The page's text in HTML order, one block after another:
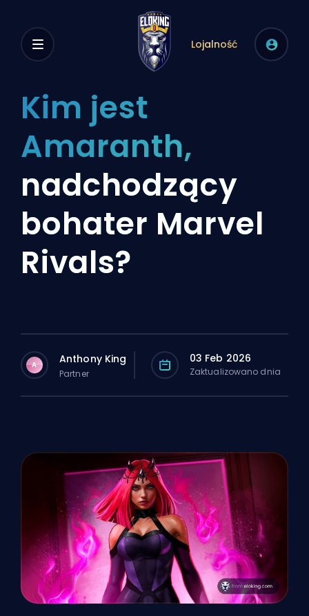
Lojalność
Kim jest
Amaranth,
nadchodzący
bohater Marvel
Rivals?
A Anthony King
Partner
03 Feb 2026
Zaktualizowano dnia